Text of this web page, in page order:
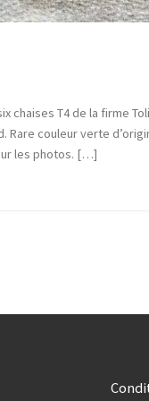
chaises T4 de la firme
Rare couleur verte
les photos. […]